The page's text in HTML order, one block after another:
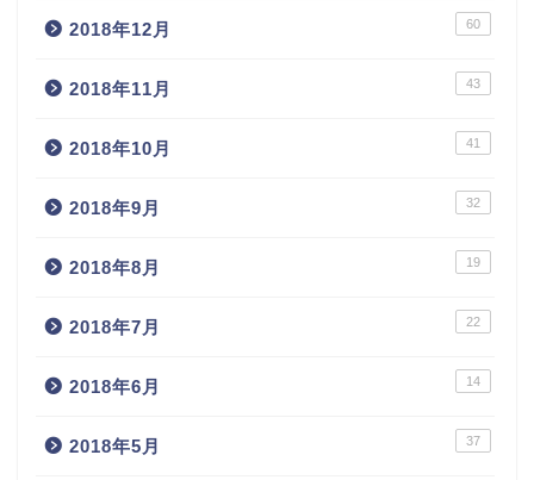
2018年12月 60
2018年11月 43
2018年10月 41
2018年9月 32
2018年8月 19
2018年7月 22
2018年6月 14
2018年5月 37